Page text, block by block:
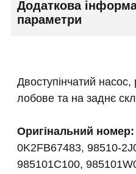
Додаткова
параметри
Двоступінчатий
лобове та на заднє
Оригінальний номер:
0K2FB67483, 98510-
985101C100,